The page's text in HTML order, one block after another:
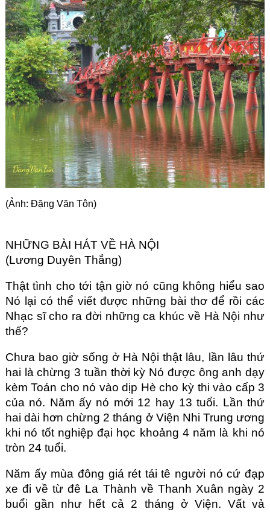
Góc chia sẻ
Liên hệ
Tìm kiếm
(Ảnh: Đặng Văn Tôn)
NHỮNG BÀI HÁT VỀ HÀ NỘI
(Lương Duyên Thắng)
Thật tình cho tới tận giờ nó cũng không hiểu sao
Nó lại có thể viết được những bài thơ để rồi các
Nhạc sĩ cho ra đời những ca khúc về Hà Nội như
thế?
Chưa bao giờ sống ở Hà Nội thật lâu, lần lâu thứ
hai là chừng 3 tuần thời kỳ Nó được ông anh dạy
kèm Toán cho nó vào dịp Hè cho kỳ thi vào cấp 3
của nó. Năm ấy nó mới 12 hay 13 tuổi. Lần thứ
hai dài hơn chừng 2 tháng ở Viện Nhi Trung ương
khi nó tốt nghiệp đại học khoảng 4 năm là khi nó
tròn 24 tuổi.
Năm ấy mùa đông giá rét tái tê người nó cứ đạp
xe đi về từ đê La Thành về Thanh Xuân ngày 2
buổi gần như hết cả 2 tháng ở Viện. Vất vả